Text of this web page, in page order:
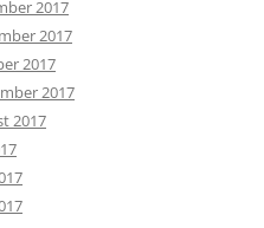
2017
2017
2017
2017
2017